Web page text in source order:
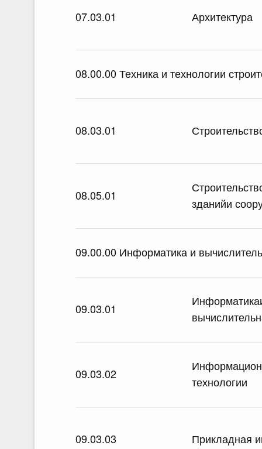
07.03.01 Архитектура
08.00.00 Техника и технологии
08.03.01
08.05.01
зданийи
09.00.00 Информатика и
09.03.01
09.03.02
технологии
09.03.03 Прикладная